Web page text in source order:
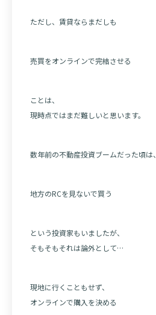
ただし、賃貸ならまだしも
売買をオンラインで完結させる
ことは、
現時点ではまだ難しいと思います。
数年前の不動産投資ブームだった頃は、
地方のRCを見ないで買う
という投資家もいましたが、
そもそもそれは論外として…
現地に行くこともせず、
オンラインで購入を決める